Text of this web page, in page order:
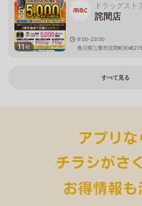
11枚
ドラッグスト
詫間店
9:00-23:00
香川県三豊市詫間町松崎
すべて見る